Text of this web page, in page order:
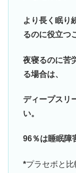
より長く眠り
るのに役立つ
夜寝るのに苦
る場合は、
ディープスリ
い。
96％は睡眠障
*プラセボと